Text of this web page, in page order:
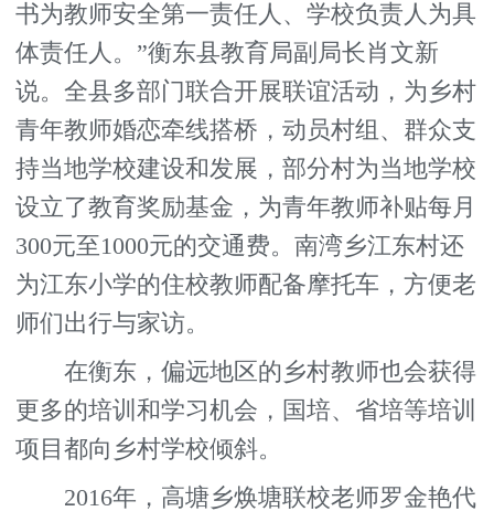
书为教师安全第一责任人、学校负责人为具
体责任人。”衡东县教育局副局长肖文新
说。全县多部门联合开展联谊活动，为乡村
青年教师婚恋牵线搭桥，动员村组、群众支
持当地学校建设和发展，部分村为当地学校
设立了教育奖励基金，为青年教师补贴每月
300元至1000元的交通费。南湾乡江东村还
为江东小学的住校教师配备摩托车，方便老
师们出行与家访。
在衡东，偏远地区的乡村教师也会获得
更多的培训和学习机会，国培、省培等培训
项目都向乡村学校倾斜。
2016年，高塘乡焕塘联校老师罗金艳代